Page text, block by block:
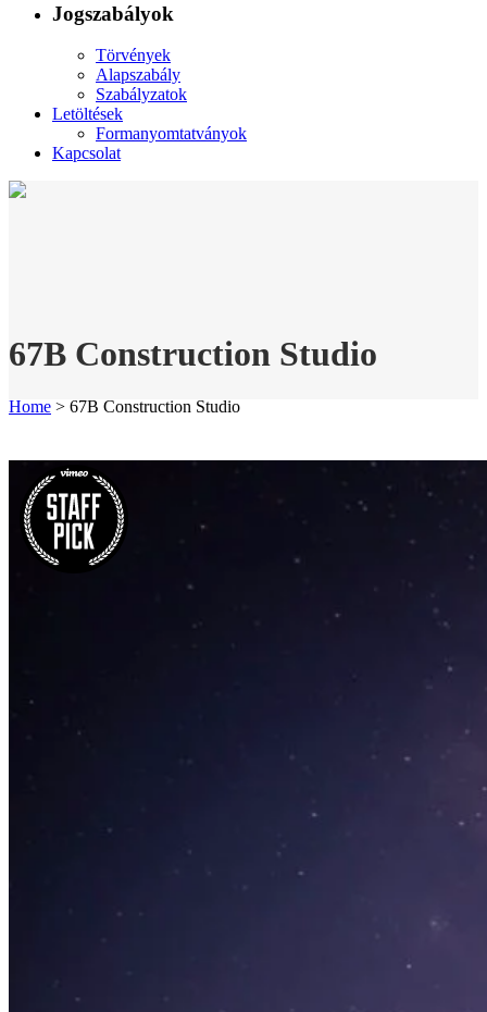
Jogszabályok
Törvények
Alapszabály
Szabályzatok
Letöltések
Formanyomtatványok
Kapcsolat
67B Construction Studio
Home > 67B Construction Studio